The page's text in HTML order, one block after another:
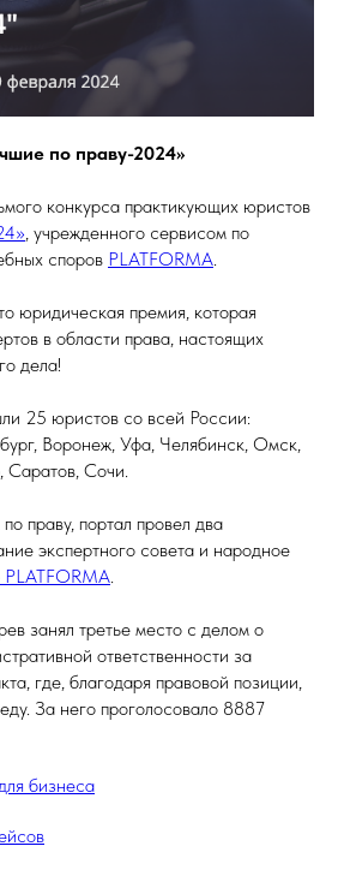
по праву-2024»
конкурса практикующих юристов
, учрежденного сервисом по
споров PLATFORMA.
юридическая премия, которая
в области права, настоящих
дела!
25 юристов со всей России:
Воронеж, Уфа, Челябинск, Омск,
Саратов, Сочи.
праву, портал провел два
экспертного совета и народное
PLATFORMA.
занял третье место с делом о
ответственности за
где, благодаря правовой позиции,
За него проголосовало 8887
бизнеса